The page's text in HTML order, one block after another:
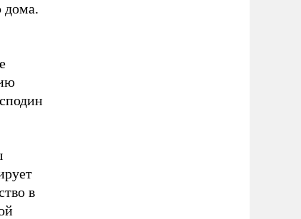
дома.
в